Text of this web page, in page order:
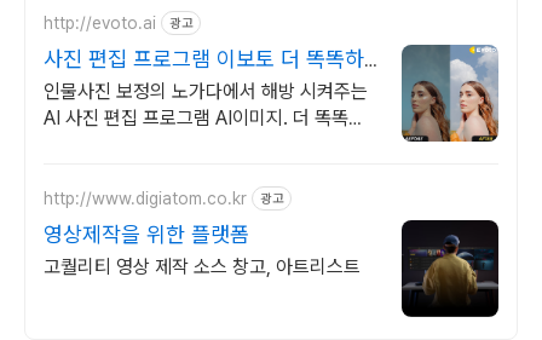
http://evoto.ai 광고
사진 편집 프로그램 이보토 더 똑똑하
고 더 빠른 편집력
인물사진 보정의 노가다에서 해방 시켜주는
AI 사진 편집 프로그램 AI이미지. 더 똑똑한
http://www.digiatom.co.kr 광고
영상제작을 위한 플랫폼
고퀄리티 영상 제작 소스 창고, 아트리스트